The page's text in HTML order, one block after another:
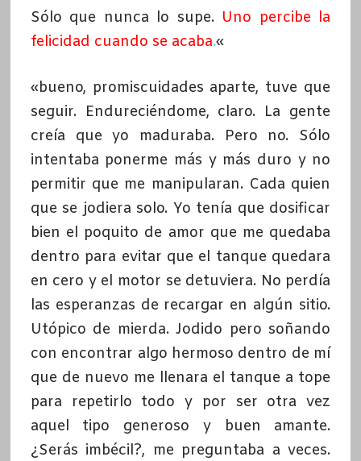
Sólo que nunca lo supe. Uno percibe la
felicidad cuando se acaba.«
«bueno, promiscuidades aparte, tuve que
seguir. Endureciéndome, claro. La gente
creía que yo maduraba. Pero no. Sólo
intentaba ponerme más y más duro y no
permitir que me manipularan. Cada quien
que se jodiera solo. Yo tenía que dosificar
bien el poquito de amor que me quedaba
dentro para evitar que el tanque quedara
en cero y el motor se detuviera. No perdía
las esperanzas de recargar en algún sitio.
Utópico de mierda. Jodido pero soñando
con encontrar algo hermoso dentro de mí
que de nuevo me llenara el tanque a tope
para repetirlo todo y por ser otra vez
aquel tipo generoso y buen amante.
¿Serás imbécil?, me preguntaba a veces.